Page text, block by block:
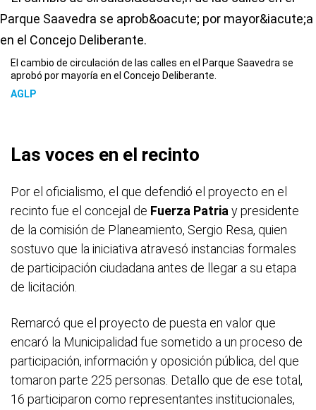
El cambio de circulación de las calles en el Parque Saavedra se
aprobó por mayoría en el Concejo Deliberante.
AGLP
Las voces en el recinto
Por el oficialismo, el que defendió el proyecto en el
recinto fue el concejal de Fuerza Patria y presidente
de la comisión de Planeamiento, Sergio Resa, quien
sostuvo que la iniciativa atravesó instancias formales
de participación ciudadana antes de llegar a su etapa
de licitación.
Remarcó que el proyecto de puesta en valor que
encaró la Municipalidad fue sometido a un proceso de
participación, información y oposición pública, del que
tomaron parte 225 personas. Detallo que de ese total,
16 participaron como representantes institucionales,